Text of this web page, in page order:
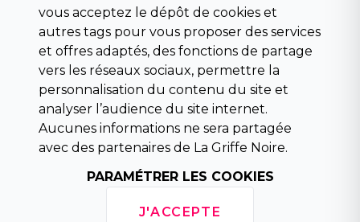
Histoire
Pochoteque
Pleiade
INFORMATIONS
Droit de rétractation
Conditions générales de vente
Mentions légales
Horaires d'ouverture
vous acceptez le dépôt de cookies et
autres tags pour vous proposer des services
et offres adaptés, des fonctions de partage
vers les réseaux sociaux, permettre la
personnalisation du contenu du site et
analyser l’audience du site internet.
Aucunes informations ne sera partagée
avec des partenaires de La Griffe Noire.
PARAMÉTRER LES COOKIES
J'ACCEPTE